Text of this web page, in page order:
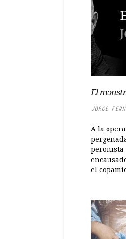
El
JORGE
A la
peronista
el